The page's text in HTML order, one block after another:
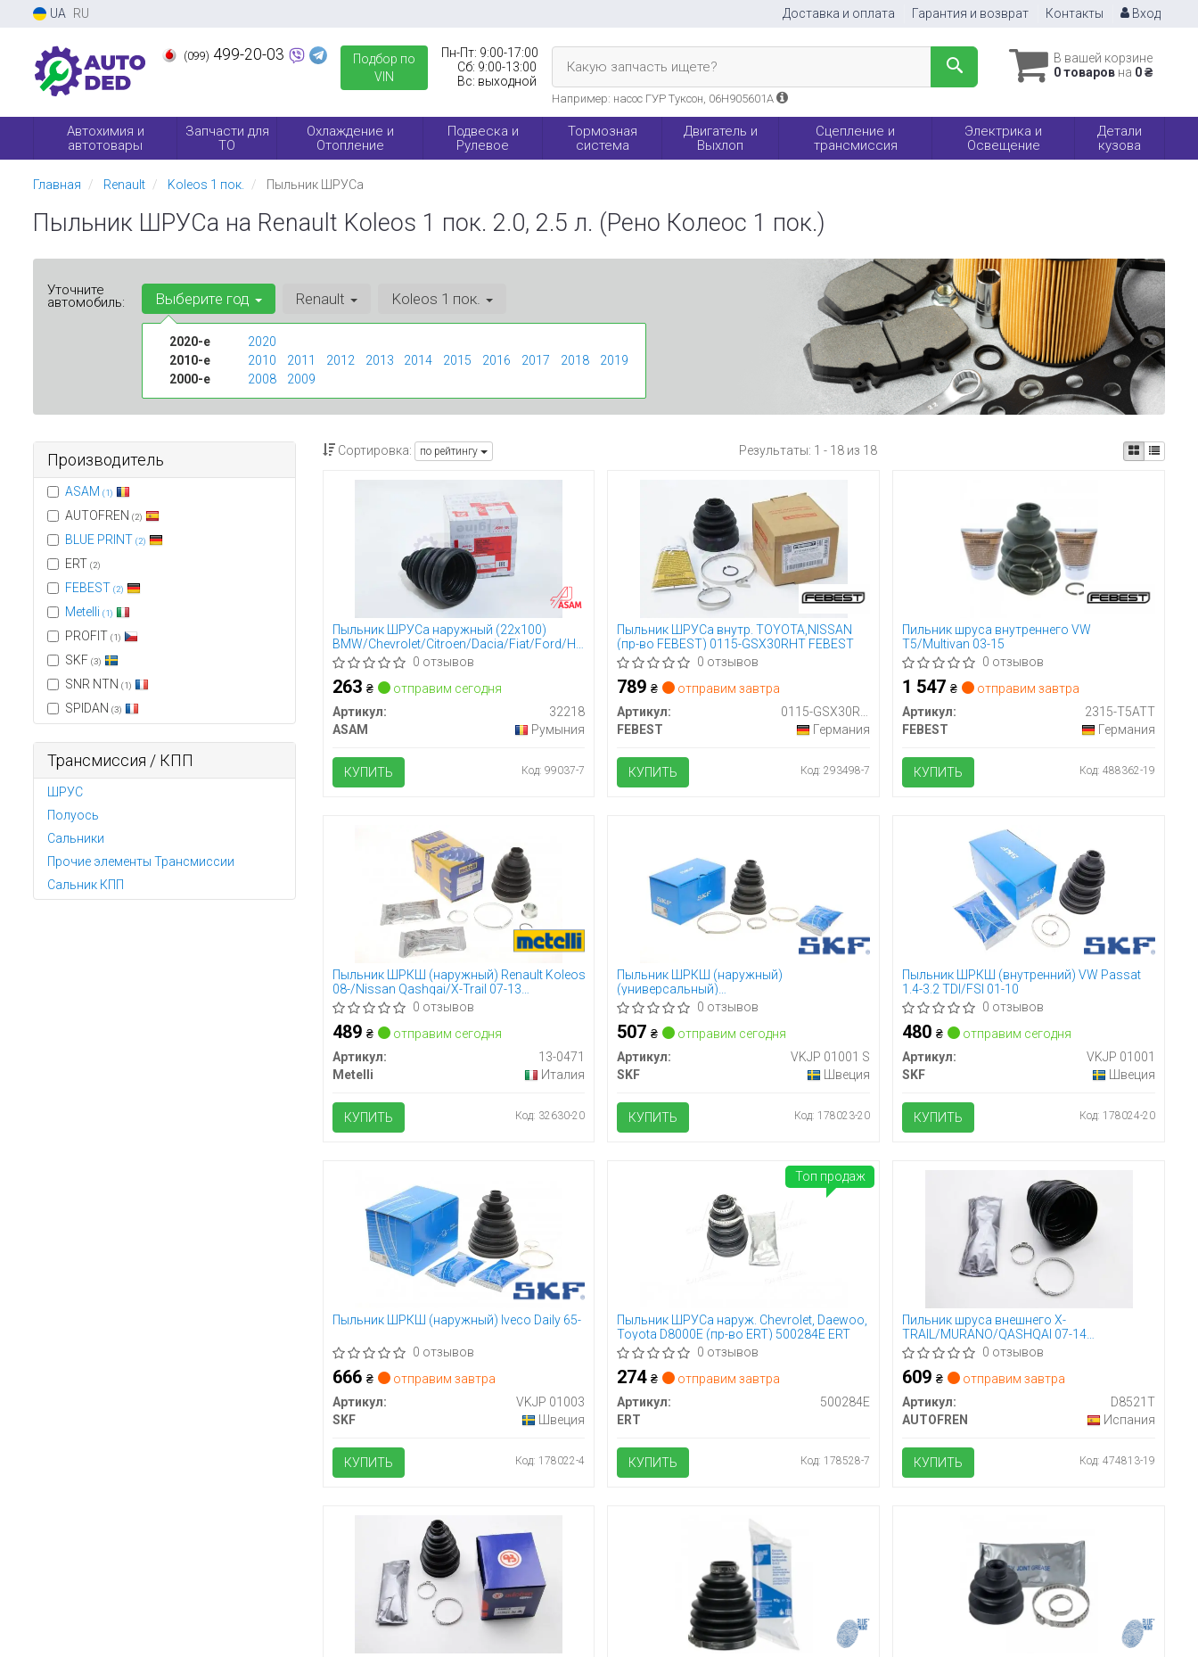
UA RU Доставка и оплата Гарантия и возврат Контакты Вход
(099) 499-20-03
Подбор по
VIN
Пн-Пт: 9:00-17:00
Сб: 9:00-13:00
Вс: выходной
В вашей корзине
0 товаров на 0 ₴
Какую запчасть ищете?
Например: насос ГУР Туксон, 06H905601A
Автохимия и
автотовары
Запчасти для
ТО
Охлаждение и
Отопление
Подвеска и
Рулевое
Тормозная
система
Двигатель и
Выхлоп
Сцепление и
трансмиссия
Электрика и
Освещение
Детали
кузова
Главная Renault Koleos 1 пок. Пыльник ШРУСа
Пыльник ШРУСа на Renault Koleos 1 пок. 2.0, 2.5 л. (Рено Колеос 1 пок.)
Уточните
автомобиль: Выберите год
2020-е
2020
2010-е
2010 2011 2012 2013 2014 2015 2016 2017 2018
2019
2000-е
2008 2009
Renault Koleos 1 пок.
Производитель
ASAM (1)
AUTOFREN (2)
BLUE PRINT (2)
ERT (2)
FEBEST (2)
Metelli (1)
PROFIT (1)
SKF (3)
SNR NTN (1)
SPIDAN (3)
Трансмиссия / КПП
ШРУС
Полуось
Сальники
Прочие элементы Трансмиссии
Сальник КПП
Сортировка: по рейтингу Результаты: 1 - 18 из 18
Пыльник ШРУСа наружный (22x100)
BMW/Chevrolet/Citroen/Dacia/Fiat/Ford/Hyundai/Kia/Lada/Mazda/Mitsubishi
(32218) Asam 0 отзывов
263 ₴
отправим сегодня
Артикул:
32218
ASAM
Румыния
КУПИТЬ Код: 99037-7
Пыльник ШРУСа внутр. TOYOTA,NISSAN
(пр-во FEBEST) 0115-GSX30RHT FEBEST
0 отзывов
789₴
отправим завтра
Артикул:
0115-GSX30RHT
FEBEST
Германия
КУПИТЬ Код: 293498-7
Пильник шруса внутреннего VW
T5/Multivan 03-15
0 отзывов
1 547₴
отправим завтра
Артикул:
2315-T5ATT
FEBEST
Германия
КУПИТЬ Код: 488362-19
Пыльник ШРКШ (наружный) Renault Koleos
08-/Nissan Qashqai/X-Trail 07-13
(26x86x138) (к-кт)0 отзывов
489 ₴
отправим сегодня
Артикул:
13-0471
Metelli
Италия
КУПИТЬ Код: 32630-20
Пыльник ШРКШ (наружный)
(универсальный)
Audi/BMW/Citroen/Fiat/Ford/Lada
(22x86x146mm)
0 отзывов
507₴
отправим сегодня
Артикул:
VKJP 01001 S
SKF
Швеция
КУПИТЬ Код: 178023-20
Пыльник ШРКШ (внутренний) VW Passat
1.4-3.2 TDI/FSI 01-10
0 отзывов
480₴
отправим сегодня
Артикул:
VKJP 01001
SKF
Швеция
КУПИТЬ Код: 178024-20
Пыльник ШРКШ (наружный) Iveco Daily 65-
0 отзывов
666 ₴
отправим завтра
Артикул:
VKJP 01003
SKF
Швеция
КУПИТЬ Код: 178022-4
Пыльник ШРУСа наруж. Chevrolet, Daewoo,
Toyota D8000E (пр-во ERT) 500284E ERT
0 отзывов
274₴
отправим завтра
Артикул:
500284E
ERT
КУПИТЬ Код: 178528-7
Топ продаж
Пильник шруса внешнего X-
TRAIL/MURANO/QASHQAI 07-14
(термопластик)0 отзывов
609₴
отправим завтра
Артикул:
D8521T
AUTOFREN
Испания
КУПИТЬ Код: 474813-19